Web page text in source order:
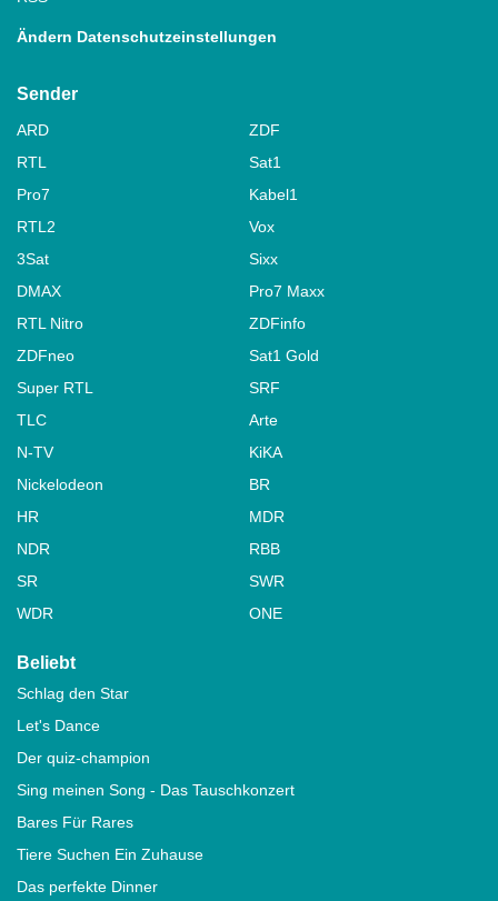
Ändern Datenschutzeinstellungen
Sender
ARD
ZDF
RTL
Sat1
Pro7
Kabel1
RTL2
Vox
3Sat
Sixx
DMAX
Pro7 Maxx
RTL Nitro
ZDFinfo
ZDFneo
Sat1 Gold
Super RTL
SRF
TLC
Arte
N-TV
KiKA
Nickelodeon
BR
HR
MDR
NDR
RBB
SR
SWR
WDR
ONE
Beliebt
Schlag den Star
Let's Dance
Der quiz-champion
Sing meinen Song - Das Tauschkonzert
Bares Für Rares
Tiere Suchen Ein Zuhause
Das perfekte Dinner